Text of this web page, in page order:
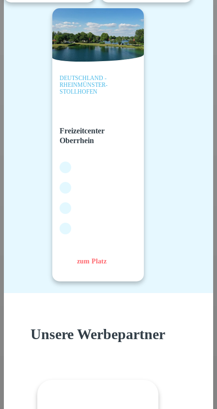
DEUTSCHLAND -
RHEINMÜNSTER-
STOLLHOFEN
Freizeitcenter
Oberrhein
zum Platz
Unsere Werbepartner